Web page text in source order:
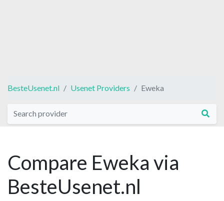
BesteUsenet.nl Usenet Providers Eweka
Compare Eweka via
BesteUsenet.nl